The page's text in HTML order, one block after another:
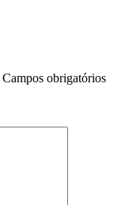
Campos obrigatórios